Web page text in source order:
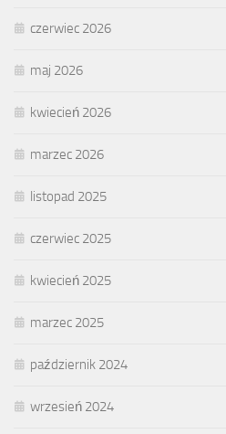
czerwiec 2026
maj 2026
kwiecień 2026
marzec 2026
listopad 2025
czerwiec 2025
kwiecień 2025
marzec 2025
październik 2024
wrzesień 2024